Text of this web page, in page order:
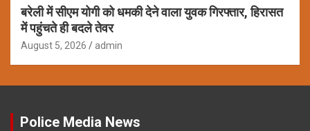
बरेली में सीएम योगी को धमकी देने वाला युवक गिरफ्तार, हिरासत
में पहुंचते ही बदले तेवर
August 5, 2026 admin
Police Media News